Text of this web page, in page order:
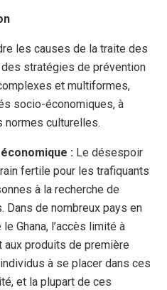
les causes de la traite des
stratégies de prévention
et multiformes,
socio-économiques, à
normes culturelles.
: Le désespoir
fertile pour les trafiquants
à la recherche de
Dans de nombreux pays en
Ghana, l’accès limité à
aux produits de première
à se placer dans ces
et la plupart de ces